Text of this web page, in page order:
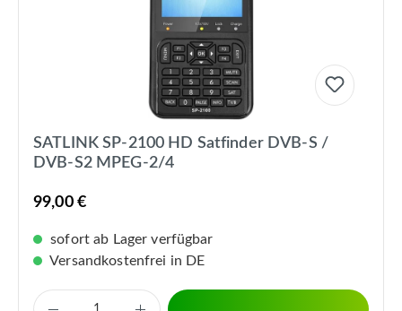
SATLINK SP-2100 HD Satfinder DVB-S /
DVB-S2 MPEG-2/4
99,00 €
sofort ab Lager verfügbar
Versandkostenfrei in DE